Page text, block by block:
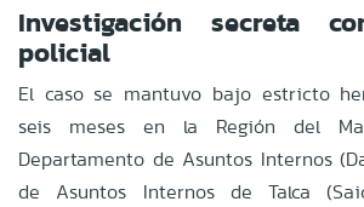
Investigación secreta
policial
El caso se mantuvo bajo estricto
seis meses en la Región del
Departamento de Asuntos Internos
de Asuntos Internos de Talca